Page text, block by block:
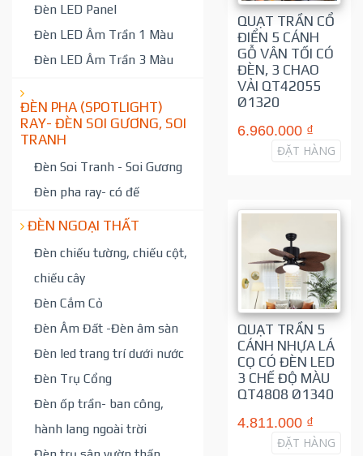
Đèn LED Panel
Đèn LED Âm Trần 1 Màu
Đèn LED Âm Trần 3 Màu
ĐÈN PHA (SPOTLIGHT)
RAY- ĐÈN SOI GƯƠNG, SOI
TRANH
Đèn Soi Tranh - Soi Gương
Đèn pha ray- có đế
ĐÈN NGOẠI THẤT
Đèn chiếu tường, chiếu cột,
chiếu cây
Đèn Cắm Cỏ
Đèn Âm Đất -Đèn âm sàn
Đèn led trang trí dưới nước
Đèn Trụ Cổng
Đèn ốp trần- ban công,
hành lang ngoài trời
QUẠT TRẦN CỔ
ĐIỂN 5 CÁNH
GỖ VÂN TỐI CÓ
ĐÈN, 3 CHAO
VẢI QT42055
Ø1320
6.960.000 ₫
ĐẶT HÀNG
QUẠT TRẦN 5
CÁNH NHỰA LÁ
CỌ CÓ ĐÈN LED
3 CHẾ ĐỘ MÀU
QT4808 Ø1340
4.811.000 ₫
ĐẶT HÀNG